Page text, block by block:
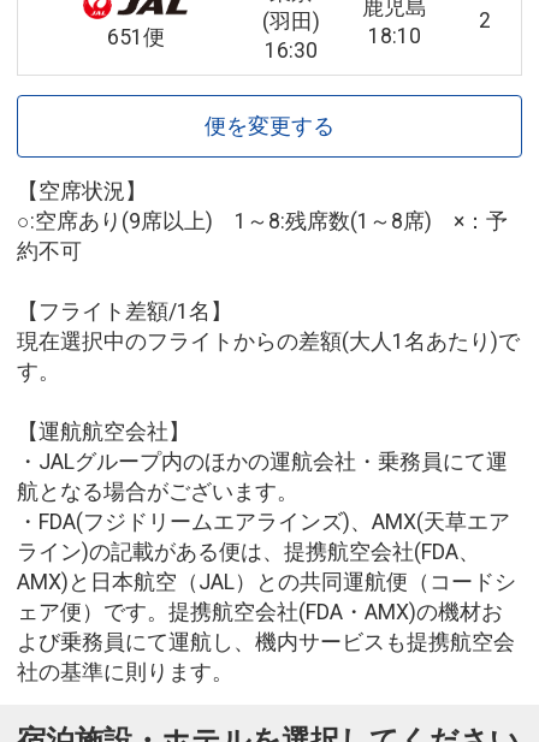
651便
(羽田)
16:30
鹿児島
18:10
2
便を変更する
【空席状況】
○:空席あり(9席以上) 1～8:残席数(1～8席) ×：予
約不可
【フライト差額/1名】
現在選択中のフライトからの差額(大人1名あたり)で
す。
【運航航空会社】
・JALグループ内のほかの運航会社・乗務員にて運
航となる場合がございます。
・FDA(フジドリームエアラインズ)、AMX(天草エア
ライン)の記載がある便は、提携航空会社(FDA、
AMX)と日本航空（JAL）との共同運航便（コードシ
ェア便）です。提携航空会社(FDA・AMX)の機材お
よび乗務員にて運航し、機内サービスも提携航空会
社の基準に則ります。